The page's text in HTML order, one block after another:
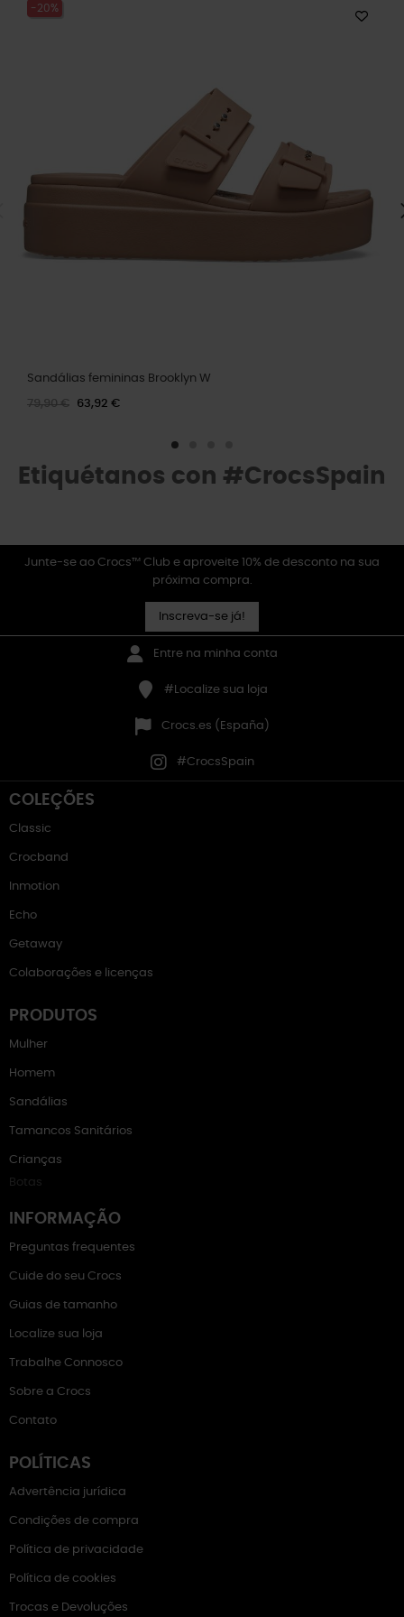
-20%
Sandálias femininas Brooklyn W
79,90 € 63,92 €
Etiquétanos con #CrocsSpain
Junte-se ao Crocs™ Club e aproveite 10% de desconto na sua
próxima compra.
Inscreva-se já!
Entre na minha conta
#Localize sua loja
Crocs.es (España)
#CrocsSpain
COLEÇÕES
Classic
Crocband
Inmotion
Echo
Getaway
Colaborações e licenças
PRODUTOS
Mulher
Homem
Sandálias
Tamancos Sanitários
Crianças
Botas
INFORMAÇÃO
Preguntas frequentes
Cuide do seu Crocs
Guias de tamanho
Localize sua loja
Trabalhe Connosco
Sobre a Crocs
Contato
POLÍTICAS
Advertência jurídica
Condições de compra
Política de privacidade
Política de cookies
Trocas e Devoluções